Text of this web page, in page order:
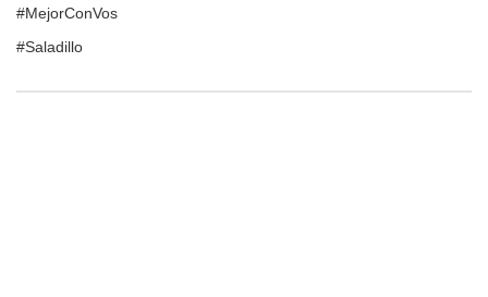
#MejorConVos
#Saladillo